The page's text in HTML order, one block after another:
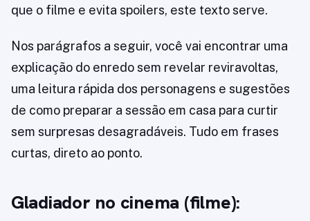
que o filme e evita spoilers, este texto serve.
Nos parágrafos a seguir, você vai encontrar uma
explicação do enredo sem revelar reviravoltas,
uma leitura rápida dos personagens e sugestões
de como preparar a sessão em casa para curtir
sem surpresas desagradáveis. Tudo em frases
curtas, direto ao ponto.
Gladiador no cinema (filme):